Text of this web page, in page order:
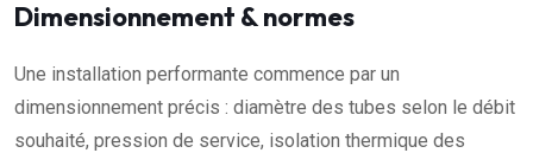
Dimensionnement & normes
Une installation performante commence par un
dimensionnement précis : diamètre des tubes selon le débit
souhaité, pression de service, isolation thermique des